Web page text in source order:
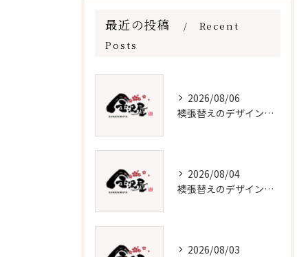
最近の投稿
Recent
Posts
2026/08/06
襖張替えのデザイン技術とメンテナンス法
2026/08/04
襖張替えのデザインと選び方徹底解説
2026/08/03